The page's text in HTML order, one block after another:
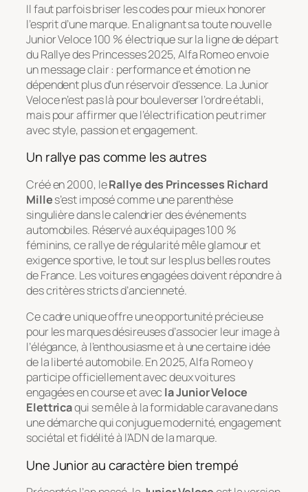
Il faut parfois briser les codes pour mieux honorer
l’esprit d’une marque. En alignant sa toute nouvelle
Junior Veloce 100 % électrique sur la ligne de départ
du Rallye des Princesses 2025, Alfa Romeo envoie
un message clair : performance et émotion ne
dépendent plus d’un réservoir d’essence. La Junior
Veloce n’est pas là pour bouleverser l’ordre établi,
mais pour affirmer que l’électrification peut rimer
avec style, passion et engagement.
Un rallye pas comme les autres
Créé en 2000, leRallye des Princesses Richard
Milles’est imposé comme une parenthèse
singulière dans le calendrier des événements
automobiles. Réservé aux équipages 100 %
féminins, ce rallye de régularité mêle glamour et
exigence sportive, le tout sur les plus belles routes
de France. Les voitures engagées doivent répondre à
des critères stricts d’ancienneté.
Ce cadre unique offre une opportunité précieuse
pour les marques désireuses d’associer leur image à
l’élégance, à l’enthousiasme et à une certaine idée
de la liberté automobile. En 2025, Alfa Romeo y
participe officiellement avec deux voitures
engagées en course et avec la Junior Veloce
Elettricaqui se mêle à la formidable caravane dans
une démarche qui conjugue modernité, engagement
sociétal et fidélité à l’ADN de la marque.
Une Junior au caractère bien trempé